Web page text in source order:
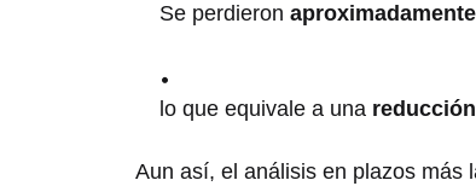
Se perdieron
lo que equivale a una
Aun así, el análisis en plazos más